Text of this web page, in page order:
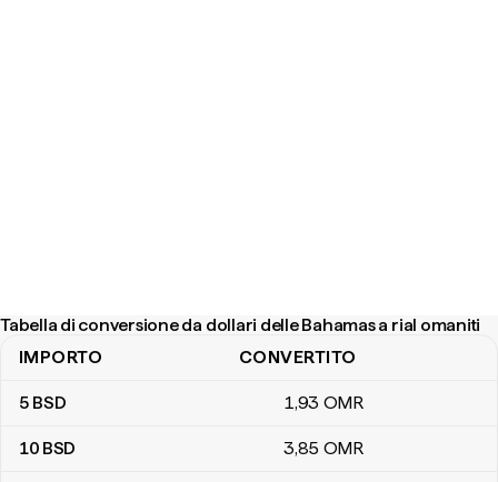
Tabella di conversione da dollari delle Bahamas a rial omaniti
Tabella di conversione da dollari delle Bahamas a rial omaniti
IMPORTO CONVERTITO
5 BSD 1,93 OMR
10 BSD 3,85 OMR